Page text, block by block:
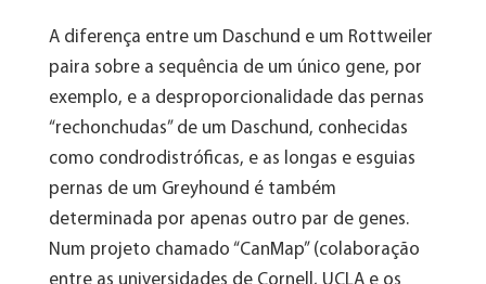
A diferença entre um Daschund e um Rottweiler
paira sobre a sequência de um único gene, por
exemplo, e a desproporcionalidade das pernas
“rechonchudas” de um Daschund, conhecidas
como condrodistróficas, e as longas e esguias
pernas de um Greyhound é também
determinada por apenas outro par de genes.
Num projeto chamado “CanMap” (colaboração